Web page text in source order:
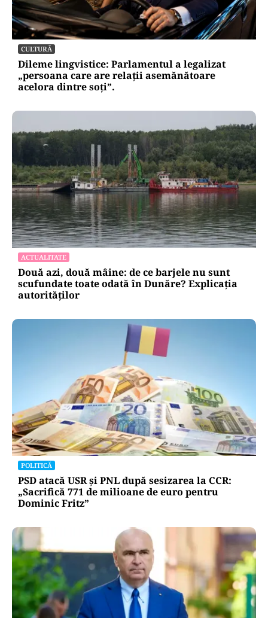
CULTURĂ
Dileme lingvistice: Parlamentul a legalizat
„persoana care are relații asemănătoare
acelora dintre soți”.
ACTUALITATE
Două azi, două mâine: de ce barjele nu sunt
scufundate toate odată în Dunăre? Explicația
autorităților
POLITICĂ
PSD atacă USR și PNL după sesizarea la CCR:
„Sacrifică 771 de milioane de euro pentru
Dominic Fritz”